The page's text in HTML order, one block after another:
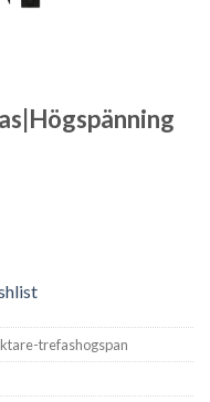
trefashogspan